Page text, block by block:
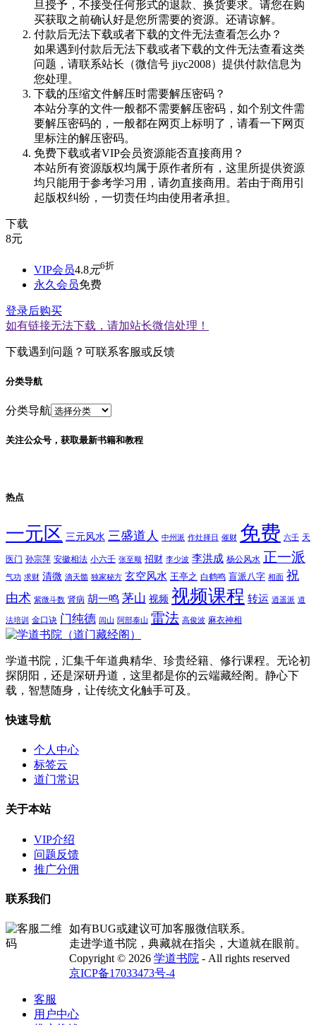
旦授予，不接受任何形式的退款、换货要求。请您在购
买获取之前确认好是您所需要的资源。还请谅解。
付款后无法下载或者下载的文件无法查看怎么办？
如果遇到付款后无法下载或者下载的文件无法查看这类
问题，请联系站长（微信号 jiyc2008）提供付款信息为
您处理。
下载的压缩文件解压时需要解压密码？
本站分享的文件一般都不需要解压密码，如个别文件需
要解压密码的，一般都在网页上标明了，请看一下网页
里标注的解压密码。
免费下载或者VIP会员资源能否直接商用？
本站所有资源版权均属于原作者所有，这里所提供资源
均只能用于参考学习用，请勿直接商用。若由于商用引
起版权纠纷，一切责任均由使用者承担。
下载
8元
VIP会员4.8元6折
永久会员免费
登录后购买
如有链接无法下载，请加站长微信处理！
下载遇到问题？可联系客服或反馈
分类导航
分类导航
关注公众号，获取最新书籍和教程
热点
一元区 三元风水 三盛道人 中州派 作灶择日 催财 免费 六壬 天
医门 孙宗萍 安徽相法 小六壬 张至顺 招财 李少波 李洪成 杨公风水 正一派
气功 求财 清微 滴天髓 独家秘方 玄空风水 王亭之 白鹤鸣 盲派八字 相面 祝
由术 紫微斗数 肾病 胡一鸣 茅山 视频 视频课程 转运 逍遥派 道
法培训 金口诀 门纯德 闾山 阿部泰山 雷法 高俊波 麻衣神相
学道书院，汇集千年道典精华、珍贵经籍、修行课程。无论初
探阴阳，还是深研丹道，这里都是你的云端藏经阁。静心下
载，智慧随身，让传统文化触手可及。
快速导航
个人中心
标签云
道门常识
关于本站
VIP介绍
问题反馈
推广分佣
联系我们
如有BUG或建议可加客服微信联系。
走进学道书院，典藏就在指尖，大道就在眼前。
Copyright © 2026 学道书院 - All rights reserved
京ICP备17033473号-4
客服
用户中心